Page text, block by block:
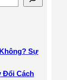
Sự
Đổi Cách